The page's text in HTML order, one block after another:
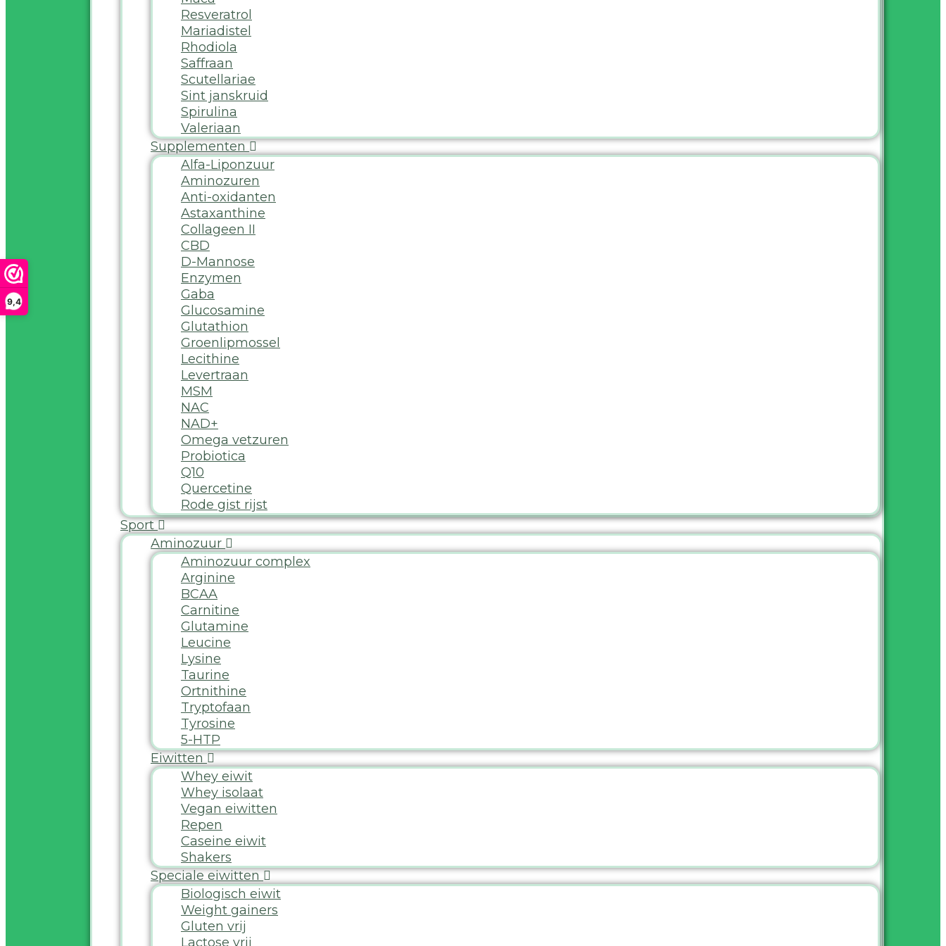
9,4
Resveratrol
Mariadistel
Rhodiola
Saffraan
Scutellariae
Sint janskruid
Spirulina
Valeriaan
Supplementen
Alfa-Liponzuur
Aminozuren
Anti-oxidanten
Astaxanthine
Collageen II
CBD
D-Mannose
Enzymen
Gaba
Glucosamine
Glutathion
Groenlipmossel
Lecithine
Levertraan
MSM
NAC
NAD+
Omega vetzuren
Probiotica
Q10
Quercetine
Rode gist rijst
Sport
Aminozuur
Aminozuur complex
Arginine
BCAA
Carnitine
Glutamine
Leucine
Lysine
Taurine
Ortnithine
Tryptofaan
Tyrosine
5-HTP
Eiwitten
Whey eiwit
Whey isolaat
Vegan eiwitten
Repen
Caseine eiwit
Shakers
Speciale eiwitten
Biologisch eiwit
Weight gainers
Gluten vrij
Lactose vrij